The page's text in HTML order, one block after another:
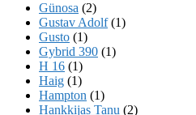
Günosa (2)
Gustav Adolf(1)
Gusto (1)
Gybrid 390 (1)
H 16 (1)
Haig (1)
Hampton (1)
Hankkijas Tanu (2)